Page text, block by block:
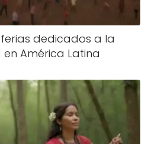
ferias dedicados a la
en América Latina